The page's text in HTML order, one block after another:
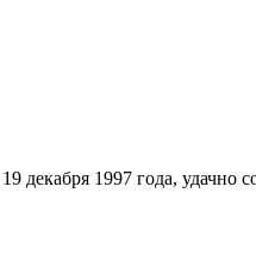
1997 года, удачно